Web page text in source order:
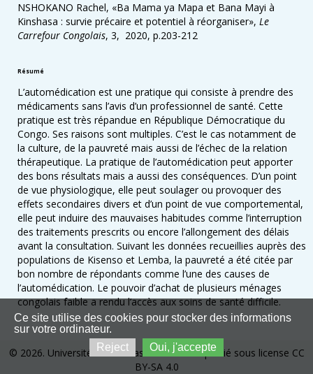
NSHOKANO Rachel, «Ba Mama ya Mapa et Bana Mayi à
Kinshasa : survie précaire et potentiel à réorganiser», Le
Carrefour Congolais, 3, 2020, p.203-212
Résumé
L’automédication est une pratique qui consiste à prendre des
médicaments sans l’avis d’un professionnel de santé. Cette
pratique est très répandue en République Démocratique du
Congo. Ses raisons sont multiples. C’est le cas notamment de
la culture, de la pauvreté mais aussi de l’échec de la relation
thérapeutique. La pratique de l’automédication peut apporter
des bons résultats mais a aussi des conséquences. D’un point
de vue physiologique, elle peut soulager ou provoquer des
effets secondaires divers et d’un point de vue comportemental,
elle peut induire des mauvaises habitudes comme l’interruption
des traitements prescrits ou encore l’allongement des délais
avant la consultation. Suivant les données recueillies auprès des
populations de Kisenso et Lemba, la pauvreté a été citée par
bon nombre de répondants comme l’une des causes de
l’automédication. Le pouvoir d’achat de plusieurs ménages
congolais faible a rendu l’accès aux soins de santé difficile.
© 2026. Université de Kinshasa. Ce site est publié sous license CC
BY-SA 4.0
Ce site utilise des cookies pour stocker des informations
sur votre ordinateur.
Reject
Oui, j'accepte